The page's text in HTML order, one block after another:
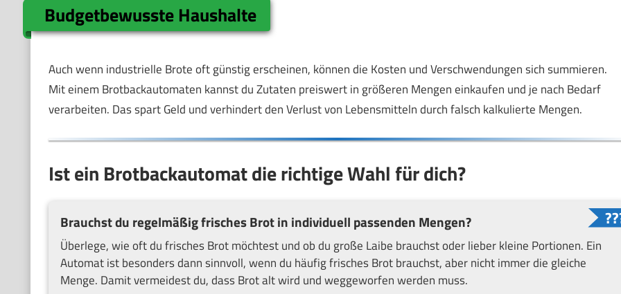
Budgetbewusste Haushalte
Auch wenn industrielle Brote oft günstig erscheinen, können die Kosten und Verschwendungen sich summieren.
Mit einem Brotbackautomaten kannst du Zutaten preiswert in größeren Mengen einkaufen und je nach Bedarf
verarbeiten. Das spart Geld und verhindert den Verlust von Lebensmitteln durch falsch kalkulierte Mengen.
Ist ein Brotbackautomat die richtige Wahl für dich?
Brauchst du regelmäßig frisches Brot in individuell passenden Mengen?
Überlege, wie oft du frisches Brot möchtest und ob du große Laibe brauchst oder lieber kleine Portionen. Ein
Automat ist besonders dann sinnvoll, wenn du häufig frisches Brot brauchst, aber nicht immer die gleiche
Menge. Damit vermeidest du, dass Brot alt wird und weggeworfen werden muss.